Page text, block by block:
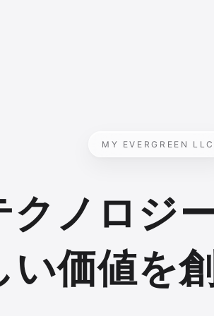
MY EVERGREEN LLC
ノロジ
い価値を